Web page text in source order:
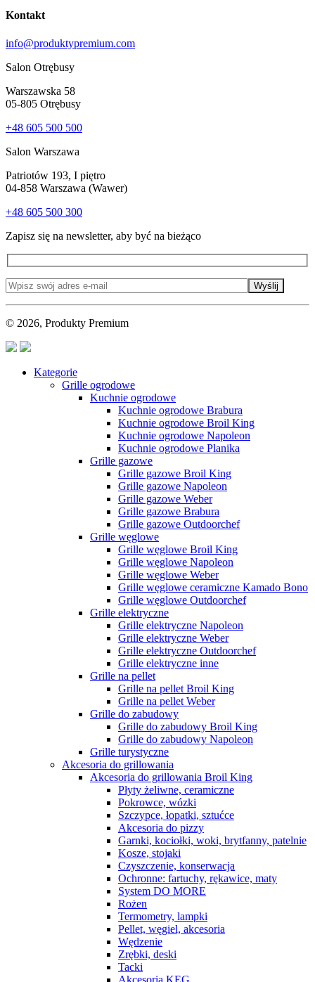
Kontakt
info@produktypremium.com
Salon Otrębusy
Warszawska 58
05-805 Otrębusy
+48 605 500 500
Salon Warszawa
Patriotów 193, I piętro
04-858 Warszawa (Wawer)
+48 605 500 300
Zapisz się na newsletter, aby być na bieżąco
Wyślij
© 2026, Produkty Premium
Kategorie
Grille ogrodowe
Kuchnie ogrodowe
Kuchnie ogrodowe Brabura
Kuchnie ogrodowe Broil King
Kuchnie ogrodowe Napoleon
Kuchnie ogrodowe Planika
Grille gazowe
Grille gazowe Broil King
Grille gazowe Napoleon
Grille gazowe Weber
Grille gazowe Brabura
Grille gazowe Outdoorchef
Grille węglowe
Grille węglowe Broil King
Grille węglowe Napoleon
Grille węglowe Weber
Grille węglowe ceramiczne Kamado Bono
Grille węglowe Outdoorchef
Grille elektryczne
Grille elektryczne Napoleon
Grille elektryczne Weber
Grille elektryczne Outdoorchef
Grille elektryczne inne
Grille na pellet
Grille na pellet Broil King
Grille na pellet Weber
Grille do zabudowy
Grille do zabudowy Broil King
Grille do zabudowy Napoleon
Grille turystyczne
Akcesoria do grillowania
Akcesoria do grillowania Broil King
Płyty żeliwne, ceramiczne
Pokrowce, wózki
Szczypce, łopatki, sztućce
Akcesoria do pizzy
Garnki, kociołki, woki, brytfanny, patelnie
Kosze, stojaki
Czyszczenie, konserwacja
Ochronne: fartuchy, rękawice, maty
System DO MORE
Rożen
Termometry, lampki
Pellet, węgiel, akcesoria
Wędzenie
Zrębki, deski
Tacki